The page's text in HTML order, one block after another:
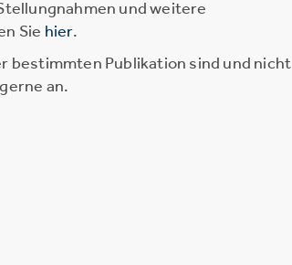
und weitere
Sie hier.
bestimmten Publikation sind und nicht
an.